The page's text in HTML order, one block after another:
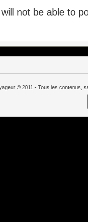
not be able to
© 2011 - Tous les contenus,